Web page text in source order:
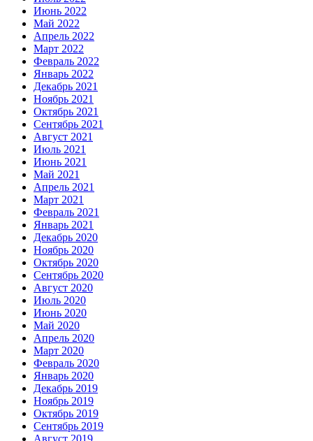
Июнь 2022
Май 2022
Апрель 2022
Март 2022
Февраль 2022
Январь 2022
Декабрь 2021
Ноябрь 2021
Октябрь 2021
Сентябрь 2021
Август 2021
Июль 2021
Июнь 2021
Май 2021
Апрель 2021
Март 2021
Февраль 2021
Январь 2021
Декабрь 2020
Ноябрь 2020
Октябрь 2020
Сентябрь 2020
Август 2020
Июль 2020
Июнь 2020
Май 2020
Апрель 2020
Март 2020
Февраль 2020
Январь 2020
Декабрь 2019
Ноябрь 2019
Октябрь 2019
Сентябрь 2019
Август 2019